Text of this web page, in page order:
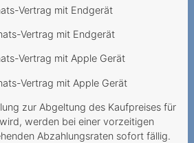
Vertrag mit Endgerät
Vertrag mit Endgerät
Vertrag mit Apple Gerät
Vertrag mit Apple Gerät
zur Abgeltung des Kaufpreises für
werden bei einer vorzeitigen
Abzahlungsraten sofort fällig.
Kabelanschlussgebühren
doppelt bezahlt?
Roaming in Grenzgebieten
Dauerauftrag mit falscher
Referenznummer